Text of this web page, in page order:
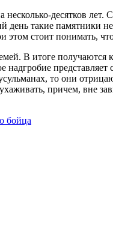
десятков
такие памятники
этом стоит понимать,
В итоге
то они
причем, вне
бойца